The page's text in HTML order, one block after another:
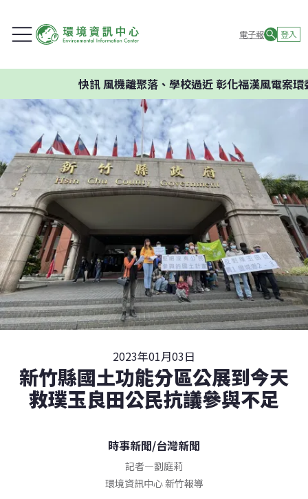
電子報 登入
風機離聚落、學校過近 彰化福漢風電案環委建議
2023年01月03日
新竹縣國土功能分區公展到今天
救璞玉良田公民抗議參與不足
時事新聞/台灣新聞
記者—劉庭莉
環境資訊中心新竹報導